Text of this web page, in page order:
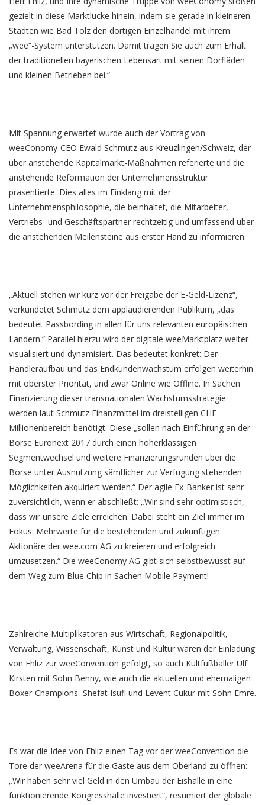
gezielt in diese Marktlücke hinein, indem sie gerade in kleineren
Städten wie Bad Tölz den dortigen Einzelhandel mit ihrem
„wee“-System unterstützen. Damit tragen Sie auch zum Erhalt
der traditionellen bayerischen Lebensart mit seinen Dorfläden
und kleinen Betrieben bei.“
Mit Spannung erwartet wurde auch der Vortrag von
weeConomy-CEO Ewald Schmutz aus Kreuzlingen/Schweiz, der
über anstehende Kapitalmarkt-Maßnahmen referierte und die
anstehende Reformation der Unternehmensstruktur
präsentierte. Dies alles im Einklang mit der
Unternehmensphilosophie, die beinhaltet, die Mitarbeiter,
Vertriebs- und Geschäftspartner rechtzeitig und umfassend über
die anstehenden Meilensteine aus erster Hand zu informieren.
„Aktuell stehen wir kurz vor der Freigabe der E-Geld-Lizenz“,
verkündetet Schmutz dem applaudierenden Publikum, „das
bedeutet Passbording in allen für uns relevanten europäischen
Ländern.“ Parallel hierzu wird der digitale weeMarktplatz weiter
visualisiert und dynamisiert. Das bedeutet konkret: Der
Händleraufbau und das Endkundenwachstum erfolgen weiterhin
mit oberster Priorität, und zwar Online wie Offline. In Sachen
Finanzierung dieser transnationalen Wachstumsstrategie
werden laut Schmutz Finanzmittel im dreistelligen CHF-
Millionenbereich benötigt. Diese „sollen nach Einführung an der
Börse Euronext 2017 durch einen höherklassigen
Segmentwechsel und weitere Finanzierungsrunden über die
Börse unter Ausnutzung sämtlicher zur Verfügung stehenden
Möglichkeiten akquiriert werden.“ Der agile Ex-Banker ist sehr
zuversichtlich, wenn er abschließt: „Wir sind sehr optimistisch,
dass wir unsere Ziele erreichen. Dabei steht ein Ziel immer im
Fokus: Mehrwerte für die bestehenden und zukünftigen
Aktionäre der wee.com AG zu kreieren und erfolgreich
umzusetzen.“ Die weeConomy AG gibt sich selbstbewusst auf
dem Weg zum Blue Chip in Sachen Mobile Payment!
Zahlreiche Multiplikatoren aus Wirtschaft, Regionalpolitik,
Verwaltung, Wissenschaft, Kunst und Kultur waren der Einladung
von Ehliz zur weeConvention gefolgt, so auch Kultfußballer Ulf
Kirsten mit Sohn Benny, wie auch die aktuellen und ehemaligen
Boxer-Champions Shefat Isufi und Levent Cukur mit Sohn Emre.
Es war die Idee von Ehliz einen Tag vor der weeConvention die
Tore der weeArena für die Gäste aus dem Oberland zu öffnen:
„Wir haben sehr viel Geld in den Umbau der Eishalle in eine
funktionierende Kongresshalle investiert“, resümiert der globale